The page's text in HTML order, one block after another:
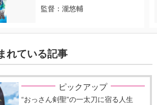
監督：瀧悠輔
れている記事
ピックアップ
“おっさん剣聖”の一太刀に宿る人生